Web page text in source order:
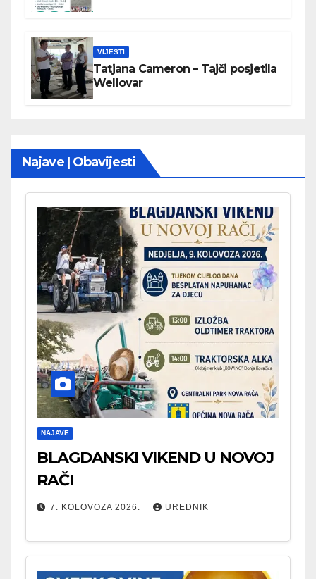
VIJESTI
Tatjana Cameron – Tajči posjetila
Wellovar
Najave | Obavijesti
NAJAVE
BLAGDANSKI VIKEND U NOVOJ
RAČI
7. KOLOVOZA 2026. UREDNIK